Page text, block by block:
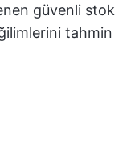
güvenli stok
tahmin